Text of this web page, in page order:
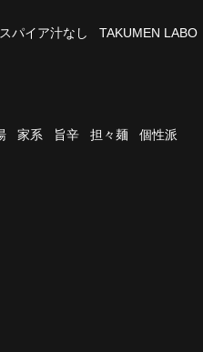
パイア汁なし
TAKUMEN LABO
家系 旨辛 担々麺
個性派